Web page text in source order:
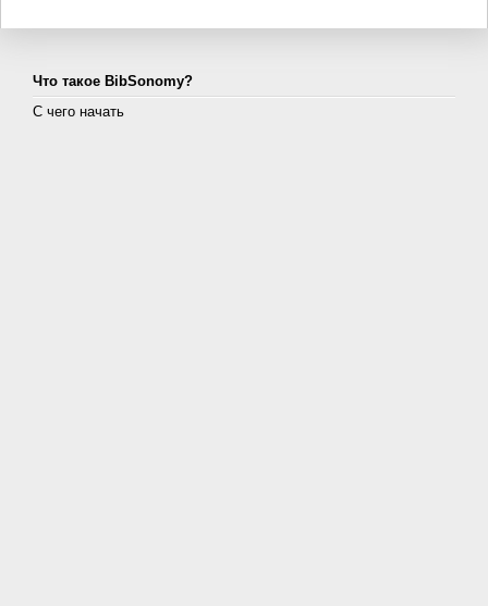
Что такое BibSonomy?
С чего начать